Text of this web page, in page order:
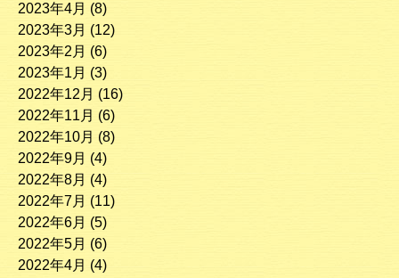
2023年4月 (8)
2023年3月 (12)
2023年2月 (6)
2023年1月 (3)
2022年12月 (16)
2022年11月 (6)
2022年10月 (8)
2022年9月 (4)
2022年8月 (4)
2022年7月 (11)
2022年6月 (5)
2022年5月 (6)
2022年4月 (4)